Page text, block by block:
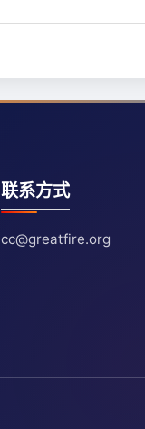
联系方式
cc@greatfire.org